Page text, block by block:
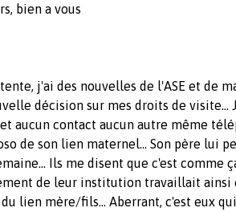
bien a vous
j'ai des nouvelles de l'ASE et de
décision sur mes droits de visite...
aucun contact aucun autre même
de son lien maternel... Son père lui
Ils me disent que c'est comme
de leur institution travaillait ainsi
lien mère/fils... Aberrant, c'est eux